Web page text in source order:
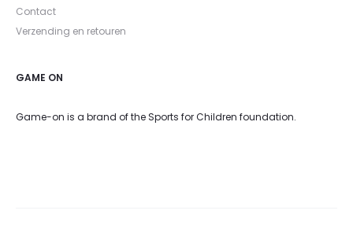
Contact
Verzending en retouren
GAME ON
Game-on is a brand of the Sports for Children foundation.